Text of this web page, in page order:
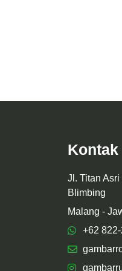
Kontak
Jl. Titan
Blimbing
Malang -
+62